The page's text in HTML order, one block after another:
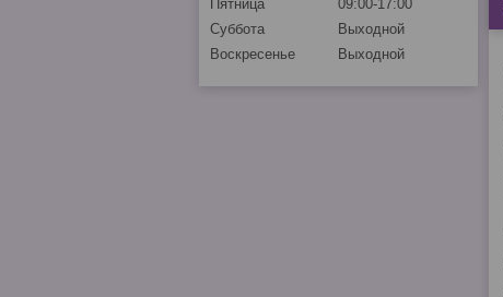
Пятница
09:00-17:00
Суббота
Выходной
Воскресенье
Выходной